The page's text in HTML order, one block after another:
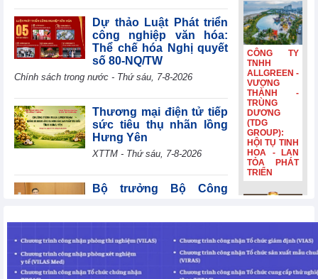
Phiên họp
Chính phủ
thường kỳ tháng
7: Xuất nhập
khẩu ước đạt
659,6 tỷ USD,
tăng 28,1%
Dự thảo Luật Phát triển
công nghiệp văn hóa:
Thể chế hóa Nghị quyết
số 80-NQ/TW
Chính sách trong nước - Thứ sáu, 7-8-2026
Thương mại điện tử tiếp
sức tiêu thụ nhãn lồng
Hưng Yên
XTTM - Thứ sáu, 7-8-2026
Bộ trưởng Bộ Công
dự án Luật Dầu khí (sửa đổi)
TIN BỘ CÔNG THƯƠNG - Thứ sáu, 7-8-2026
CÔNG TY
TNHH
ALLGREEN -
VƯỢNG
THÀNH -
TRÙNG
DƯƠNG
(TDG
GROUP):
HỘI TỤ TINH
HOA - LAN
TỎA PHÁT
TRIỂN
Bia Hà Nội
diện, tiếp
nối hành
hơn 132